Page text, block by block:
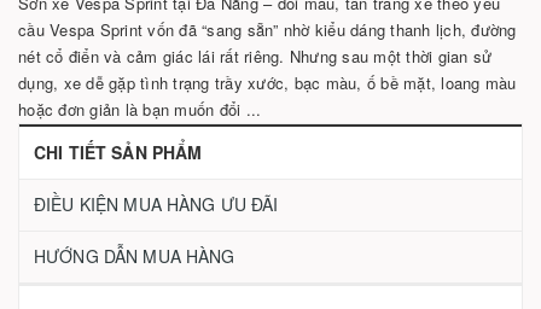
cầu Vespa Sprint vốn đã “sang sẵn” nhờ kiểu dáng thanh lịch, đường
nét cổ điển và cảm giác lái rất riêng. Nhưng sau một thời gian sử
dụng, xe dễ gặp tình trạng trầy xước, bạc màu, ố bề mặt, loang màu
hoặc đơn giản là bạn muốn đổi ...
CHI TIẾT SẢN PHẨM
ĐIỀU KIỆN MUA HÀNG ƯU ĐÃI
HƯỚNG DẪN MUA HÀNG